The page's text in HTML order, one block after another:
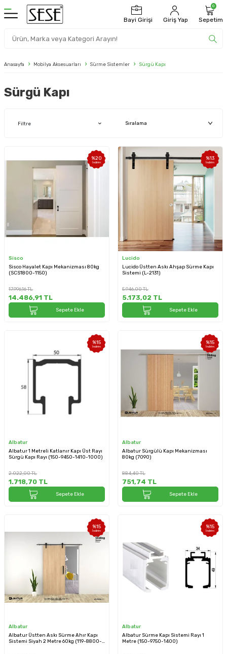
Bayi Girişi Giriş Yap
0
Sepetim
Anasayfa Mobilya Aksesuarları Sürme Sistemler Sürgü Kapı
Sürgü Kapı
Filtre
%20
İndirim
Sisco
Sisco Hayalet Kapı Mekanizması 80kg
(SCS1800-1150)
17.996,16TL
14.486,91 TL
Sepete Ekle
%13
İndirim
Lucido
Lucido Üstten Askı Ahşap Sürme Kapı
Sistemi (L-2131)
5.946,00TL
5.173,02 TL
Sepete Ekle
%15
İndirim
Albatur
Albatur 1 Metreli Katlanır Kapı Üst Rayı
Sürgü Kapı Rayı (150-9450-1410-1000)
2.022,00TL
1.718,70 TL
Sepete Ekle
%15
İndirim
Albatur
Albatur Sürgülü Kapı Mekanizması
80kg (7090)
884,40TL
751,74 TL
Sepete Ekle
%15
İndirim
Albatur
Albatur Üstten Askı Sürme Ahır Kapı
Sistemi Siyah 2 Metre 60kg (119-8800-
%15
İndirim
Albatur
Albatur Sürme Kapı Sistemi Rayı 1
Metre (150-9750-1400)